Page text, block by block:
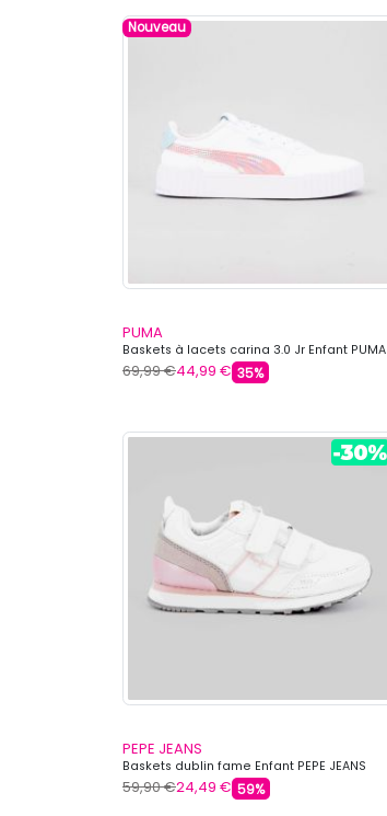
Nouveau
PUMA
Baskets à lacets carina 3.0 Jr Enfant PUMA
69,99 €44,99 € 35%
PEPE JEANS
Baskets dublin fame Enfant PEPE JEANS
59,90 €24,49 € 59%